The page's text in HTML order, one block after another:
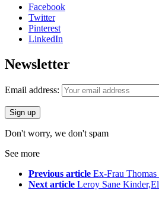
Facebook
Twitter
Pinterest
LinkedIn
Newsletter
Email address:
Don't worry, we don't spam
See more
Previous article Ex-Frau
Next article Leroy Sane